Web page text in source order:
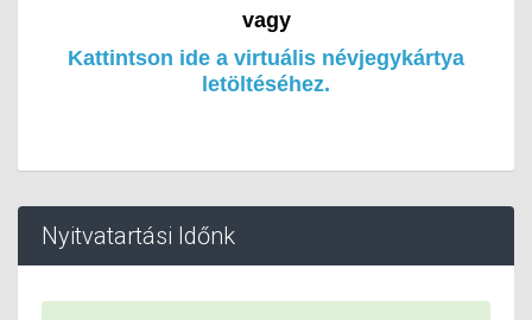
vagy
Kattintson ide a virtuális névjegykártya
letöltéséhez.
Nyitvatartási Időnk